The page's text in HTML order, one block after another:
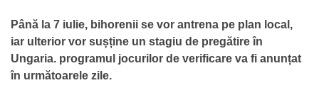
Până la 7 iulie, bihorenii se vor antrena pe plan local,
iar ulterior vor sușține un stagiu de pregătire în
Ungaria. programul jocurilor de verificare va fi anunțat
în următoarele zile.